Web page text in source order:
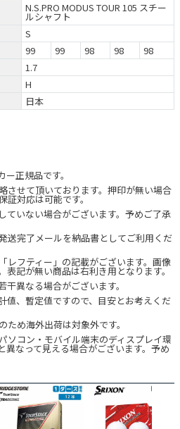
N.S.PRO MODUS TOUR 105 スチー
ルシャフト
S
99 99 98 98
98
1.7
H
日本
正規品です。
させて頂いております。押印が無い場合
対応は可能です。
ていない場合がございます。予めご了承
送完了メールを納品書としてご利用くだ
レフティー」の記載がございます。画像
記が無い商品は右利き用となります。
異なる場合がございます。
値、暫定値ですので、目安とお考えくだ
め海外出荷は対象外です。
ソコン・モバイル端末のディスプレイ環
異なって見える場合がございます。予め